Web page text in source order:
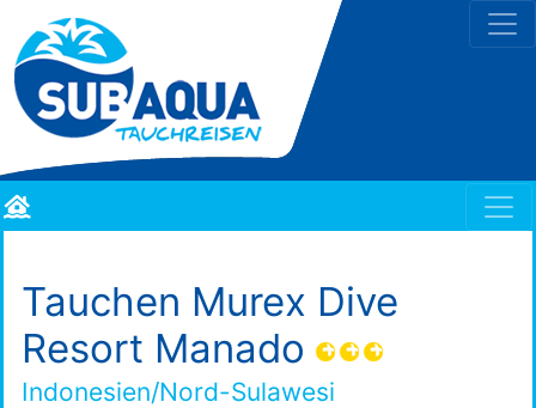
Tauchen Murex Dive
Resort Manado
Indonesien/Nord-Sulawesi